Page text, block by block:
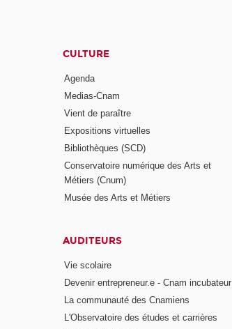
CULTURE
Agenda
Medias-Cnam
Vient de paraître
Expositions virtuelles
Bibliothèques (SCD)
Conservatoire numérique des Arts et
Métiers (Cnum)
Musée des Arts et Métiers
AUDITEURS
Vie scolaire
Devenir entrepreneur.e - Cnam incubateur
La communauté des Cnamiens
L'Observatoire des études et carrières